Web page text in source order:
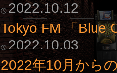
2022.10.12
Tokyo FM 「Blue
2022.10.03
2022年10月から